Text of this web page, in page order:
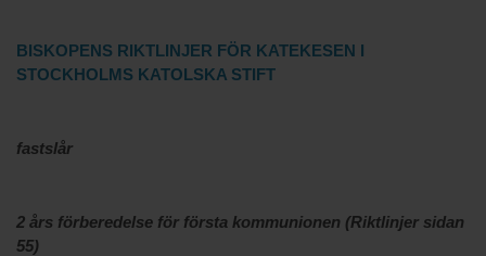
BISKOPENS RIKTLINJER FÖR KATEKESEN I
STOCKHOLMS KATOLSKA STIFT
fastslår
2 års förberedelse för första kommunionen (Riktlinjer sidan
55)